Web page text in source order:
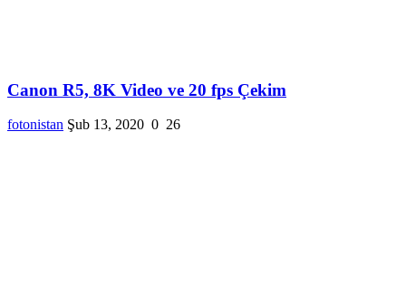
Canon R5, 8K Video ve 20 fps Çekim
fotonistan Şub 13, 2020 0 26